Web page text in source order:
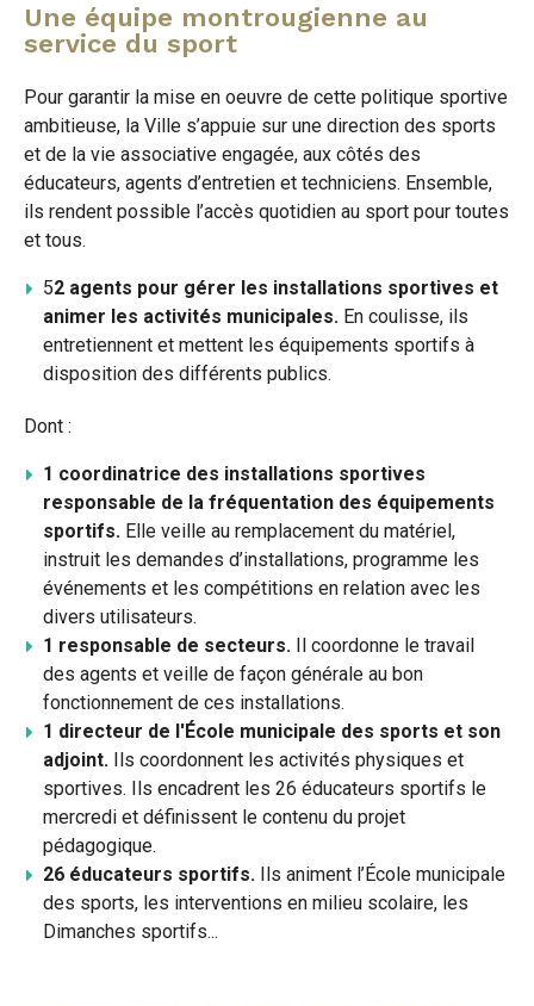
Une équipe montrougienne au
service du sport
Pour garantir la mise en oeuvre de cette politique sportive
ambitieuse, la Ville s’appuie sur une direction des sports
et de la vie associative engagée, aux côtés des
éducateurs, agents d’entretien et techniciens. Ensemble,
ils rendent possible l’accès quotidien au sport pour toutes
et tous.
52 agents pour gérer les installations sportives et
animer les activités municipales. En coulisse, ils
entretiennent et mettent les équipements sportifs à
disposition des différents publics.
Dont :
1 coordinatrice des installations sportives
responsable de la fréquentation des équipements
sportifs. Elle veille au remplacement du matériel,
instruit les demandes d’installations, programme les
événements et les compétitions en relation avec les
divers utilisateurs.
1 responsable de secteurs. Il coordonne le travail
des agents et veille de façon générale au bon
fonctionnement de ces installations.
1 directeur de l'École municipale des sports et son
adjoint. Ils coordonnent les activités physiques et
sportives. Ils encadrent les 26 éducateurs sportifs le
mercredi et définissent le contenu du projet
pédagogique.
26 éducateurs sportifs. Ils animent l’École municipale
des sports, les interventions en milieu scolaire, les
Dimanches sportifs...